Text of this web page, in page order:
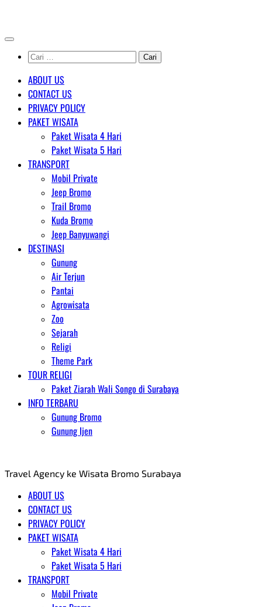
content
Cari
untuk:
ABOUT US
CONTACT US
PRIVACY POLICY
PAKET WISATA
Paket Wisata 4 Hari
Paket Wisata 5 Hari
TRANSPORT
Mobil Private
Jeep Bromo
Trail Bromo
Kuda Bromo
Jeep Banyuwangi
DESTINASI
Gunung
Air Terjun
Pantai
Agrowisata
Zoo
Sejarah
Religi
Theme Park
TOUR RELIGI
Paket Ziarah Wali Songo di Surabaya
INFO TERBARU
Gunung Bromo
Gunung Ijen
Travel Agency ke Wisata Bromo Surabaya
ABOUT US
CONTACT US
PRIVACY POLICY
PAKET WISATA
Paket Wisata 4 Hari
Paket Wisata 5 Hari
TRANSPORT
Mobil Private